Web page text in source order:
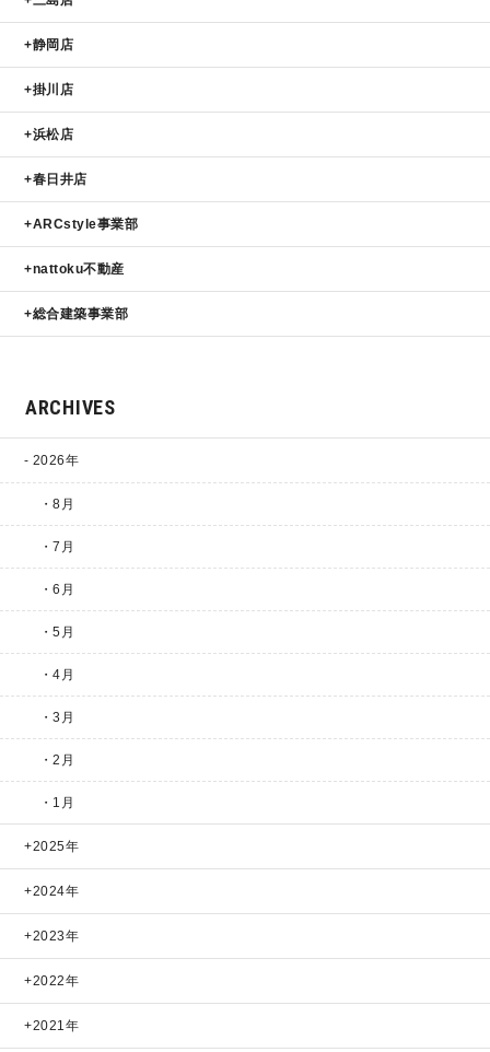
静岡店
掛川店
浜松店
春日井店
ARCstyle事業部
nattoku不動産
総合建築事業部
ARCHIVES
2026年
・8月
・7月
・6月
・5月
・4月
・3月
・2月
・1月
2025年
2024年
2023年
2022年
2021年